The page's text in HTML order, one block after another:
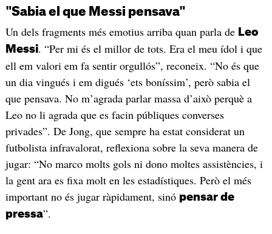
"Sabia el que Messi pensava"
Un dels fragments més emotius arriba quan parla de Leo
Messi. “Per mi és el millor de tots. Era el meu ídol i que
ell em valori em fa sentir orgullós”, reconeix. “No és que
un dia vingués i em digués ‘ets boníssim’, però sabia el
que pensava. No m’agrada parlar massa d’això perquè a
Leo no li agrada que es facin públiques converses
privades”. De Jong, que sempre ha estat considerat un
futbolista infravalorat, reflexiona sobre la seva manera de
jugar: “No marco molts gols ni dono moltes assistències, i
la gent ara es fixa molt en les estadístiques. Però el més
important no és jugar ràpidament, sinó pensar de
pressa”.